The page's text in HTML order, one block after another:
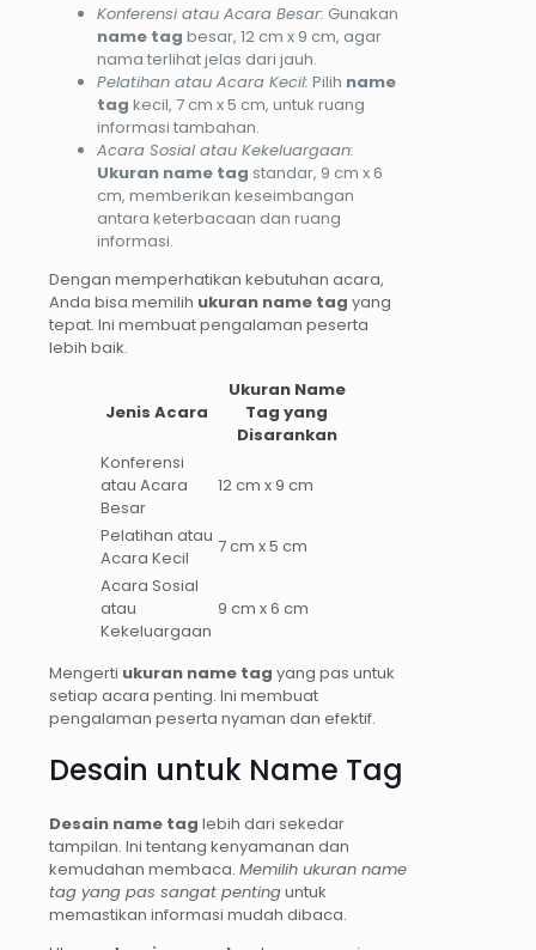
Konferensi atau Acara Besar: Gunakan
name tag besar, 12 cm x 9 cm, agar
nama terlihat jelas dari jauh.
Pelatihan atau Acara Kecil: Pilih name
tag kecil, 7 cm x 5 cm, untuk ruang
informasi tambahan.
Acara Sosial atau Kekeluargaan:
Ukuran name tag standar, 9 cm x 6
cm, memberikan keseimbangan
antara keterbacaan dan ruang
informasi.
Dengan memperhatikan kebutuhan acara,
Anda bisa memilih ukuran name tag yang
tepat. Ini membuat pengalaman peserta
lebih baik.
Jenis Acara
Ukuran Name
Tag yang
Disarankan
Konferensi
atau Acara
Besar
12 cm x 9 cm
Pelatihan atau
Acara Kecil
7 cm x 5 cm
Acara Sosial
atau
Kekeluargaan
9 cm x 6 cm
Mengerti ukuran name tag yang pas untuk
setiap acara penting. Ini membuat
pengalaman peserta nyaman dan efektif.
Desain untuk Name Tag
Desain name tag lebih dari sekedar
tampilan. Ini tentang kenyamanan dan
kemudahan membaca. Memilih ukuran name
tag yang pas sangat pentinguntuk
memastikan informasi mudah dibaca.